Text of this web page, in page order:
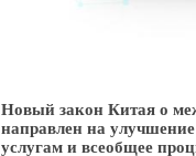
Новый закон Китая о
направлен на
услугам и всеобщее